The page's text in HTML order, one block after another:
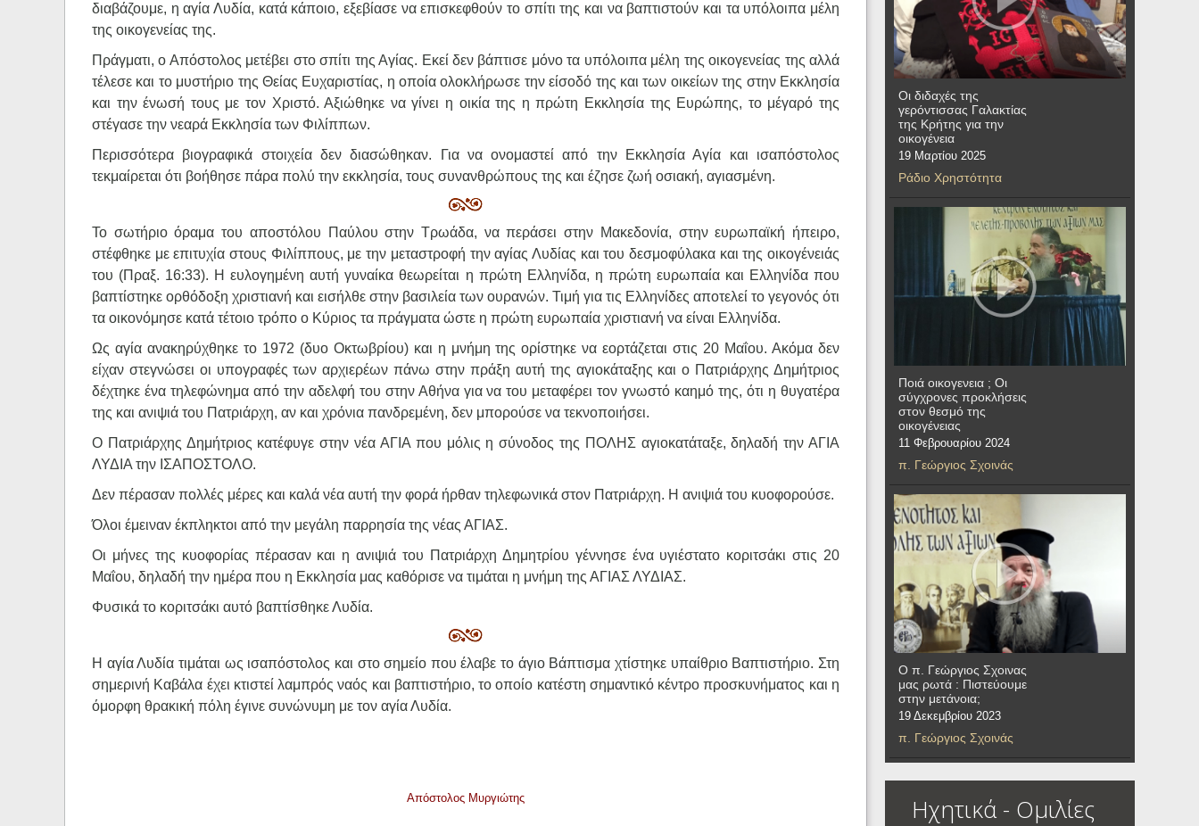
διαβάζουμε, η αγία Λυδία, κατά κάποιο, εξεβίασε να επισκεφθούν το σπίτι της και να βαπτιστούν και τα υπόλοιπα μέλη
της οικογενείας της.
Πράγματι, ο Απόστολος μετέβει στο σπίτι της Αγίας. Εκεί δεν βάπτισε μόνο τα υπόλοιπα μέλη της οικογενείας της αλλά
τέλεσε και το μυστήριο της Θείας Ευχαριστίας, η οποία ολοκλήρωσε την είσοδό της και των οικείων της στην Εκκλησία
και την ένωσή τους με τον Χριστό. Αξιώθηκε να γίνει η οικία της η πρώτη Εκκλησία της Ευρώπης, το μέγαρό της
στέγασε την νεαρά Εκκλησία των Φιλίππων.
Περισσότερα βιογραφικά στοιχεία δεν διασώθηκαν. Για να ονομαστεί από την Εκκλησία Αγία και ισαπόστολος
τεκμαίρεται ότι βοήθησε πάρα πολύ την εκκλησία, τους συνανθρώπους της και έζησε ζωή οσιακή, αγιασμένη.
Το σωτήριο όραμα του αποστόλου Παύλου στην Τρωάδα, να περάσει στην Μακεδονία, στην ευρωπαϊκή ήπειρο,
στέφθηκε με επιτυχία στους Φιλίππους, με την μεταστροφή την αγίας Λυδίας και του δεσμοφύλακα και της οικογένειάς
του (Πραξ. 16:33). Η ευλογημένη αυτή γυναίκα θεωρείται η πρώτη Ελληνίδα, η πρώτη ευρωπαία και Ελληνίδα που
βαπτίστηκε ορθόδοξη χριστιανή και εισήλθε στην βασιλεία των ουρανών. Τιμή για τις Ελληνίδες αποτελεί το γεγονός ότι
τα οικονόμησε κατά τέτοιο τρόπο ο Κύριος τα πράγματα ώστε η πρώτη ευρωπαία χριστιανή να είναι Ελληνίδα.
Ως αγία ανακηρύχθηκε το 1972 (δυο Οκτωβρίου) και η μνήμη της ορίστηκε να εορτάζεται στις 20 Μαΐου. Ακόμα δεν
είχαν στεγνώσει οι υπογραφές των αρχιερέων πάνω στην πράξη αυτή της αγιοκάταξης και ο Πατριάρχης Δημήτριος
δέχτηκε ένα τηλεφώνημα από την αδελφή του στην Αθήνα για να του μεταφέρει τον γνωστό καημό της, ότι η θυγατέρα
της και ανιψιά του Πατριάρχη, αν και χρόνια πανδρεμένη, δεν μπορούσε να τεκνοποιήσει.
Ο Πατριάρχης Δημήτριος κατέφυγε στην νέα ΑΓΙΑ που μόλις η σύνοδος της ΠΟΛΗΣ αγιοκατάταξε, δηλαδή την ΑΓΙΑ
ΛΥΔΙΑ την ΙΣΑΠΟΣΤΟΛΟ.
Δεν πέρασαν πολλές μέρες και καλά νέα αυτή την φορά ήρθαν τηλεφωνικά στον Πατριάρχη. Η ανιψιά του κυοφορούσε.
Όλοι έμειναν έκπληκτοι από την μεγάλη παρρησία της νέας ΑΓΙΑΣ.
Οι μήνες της κυοφορίας πέρασαν και η ανιψιά του Πατριάρχη Δημητρίου γέννησε ένα υγιέστατο κοριτσάκι στις 20
Μαΐου, δηλαδή την ημέρα που η Εκκλησία μας καθόρισε να τιμάται η μνήμη της ΑΓΙΑΣ ΛΥΔΙΑΣ.
Φυσικά το κοριτσάκι αυτό βαπτίσθηκε Λυδία.
Η αγία Λυδία τιμάται ως ισαπόστολος και στο σημείο που έλαβε το άγιο Βάπτισμα χτίστηκε υπαίθριο Βαπτιστήριο. Στη
σημερινή Καβάλα έχει κτιστεί λαμπρός ναός και βαπτιστήριο, το οποίο κατέστη σημαντικό κέντρο προσκυνήματος και η
όμορφη θρακική πόλη έγινε συνώνυμη με τον αγία Λυδία.
Aπόστολος Μυργιώτης
Οι διδαχές της
γερόντισσας Γαλακτίας
της Κρήτης για την
οικογένεια
19 Μαρτίου 2025
Ράδιο Χρηστότητα
Ποιά οικογενεια ; Οι
σύγχρονες προκλήσεις
στον θεσμό της
οικογένειας
11 Φεβρουαρίου 2024
π. Γεώργιος Σχοινάς
Ο π. Γεώργιος Σχοινας
μας ρωτά : Πιστεύουμε
στην μετάνοια;
19 Δεκεμβρίου 2023
π. Γεώργιος Σχοινάς
Ηχητικά - Ομιλίες